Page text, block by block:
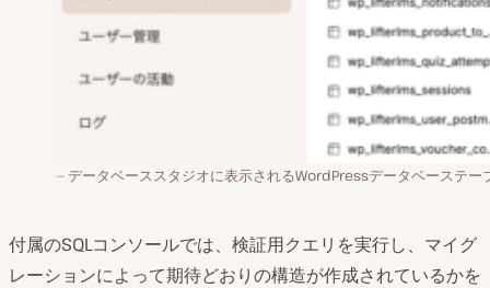
データベーススタジオに表示されるWordPressデータベーステー
付属のSQLコンソールでは、検証用クエリを実行し、マイグ
レーションによって期待どおりの構造が作成されているかを